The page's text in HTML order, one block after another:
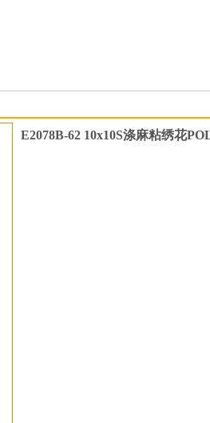
E2078B-62 10x10S涤麻粘绣花